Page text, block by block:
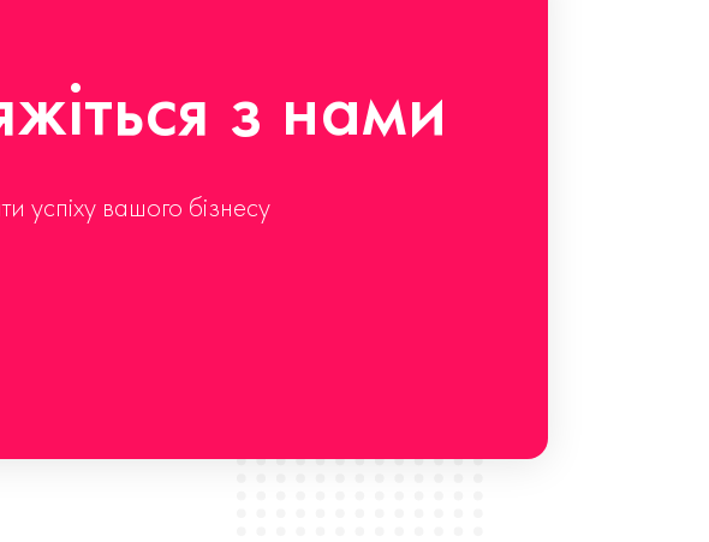
з нами
успіху вашого бізнесу